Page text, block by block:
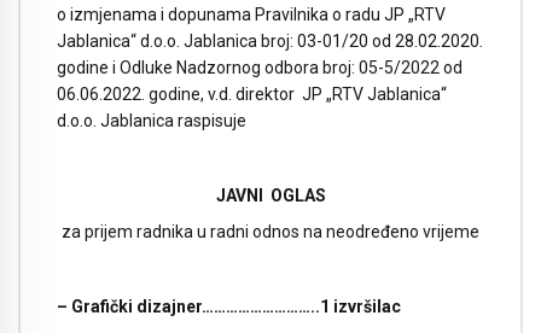
o izmjenama i dopunama Pravilnika o radu JP „RTV
Jablanica“ d.o.o. Jablanica broj: 03-01/20 od 28.02.2020.
godine i Odluke Nadzornog odbora broj: 05-5/2022 od
06.06.2022. godine, v.d. direktor JP „RTV Jablanica“
d.o.o. Jablanica raspisuje
JAVNI OGLAS
za prijem radnika u radni odnos na neodređeno vrijeme
– Grafički dizajner………………………..1 izvršilac